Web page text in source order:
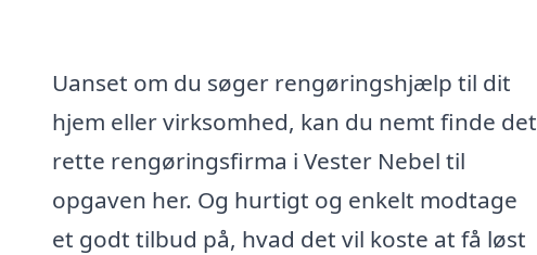
Uanset om du søger rengøringshjælp til dit
hjem eller virksomhed, kan du nemt finde det
rette rengøringsfirma i Vester Nebel til
opgaven her. Og hurtigt og enkelt modtage
et godt tilbud på, hvad det vil koste at få løst